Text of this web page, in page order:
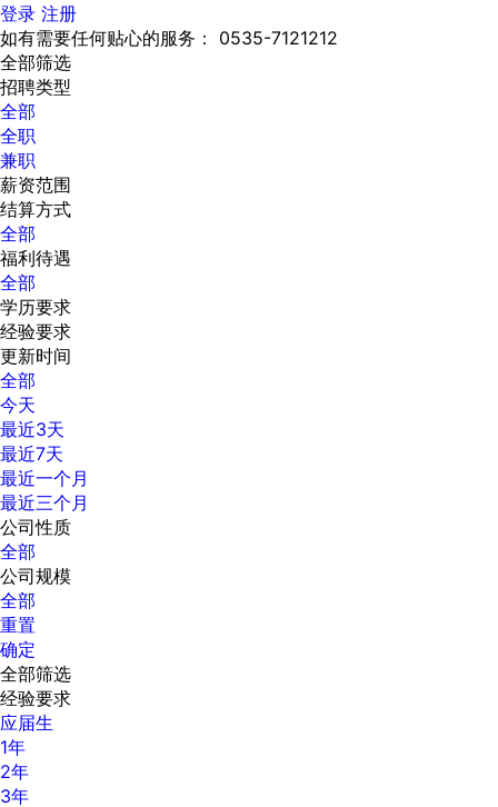
登录 注册
如有需要任何贴心的服务： 0535-7121212
全部筛选
招聘类型
全部
全职
兼职
薪资范围
结算方式
全部
福利待遇
全部
学历要求
经验要求
更新时间
全部
今天
最近3天
最近7天
最近一个月
最近三个月
公司性质
全部
公司规模
全部
重置
确定
全部筛选
经验要求
应届生
1年
2年
3年